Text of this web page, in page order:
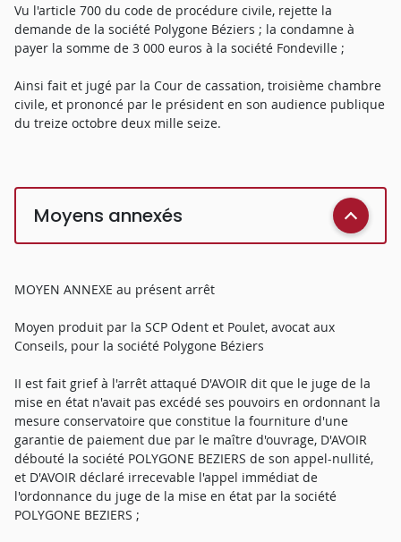
Vu l'article 700 du code de procédure civile, rejette la
demande de la société Polygone Béziers ; la condamne à
payer la somme de 3 000 euros à la société Fondeville ;
Ainsi fait et jugé par la Cour de cassation, troisième chambre
civile, et prononcé par le président en son audience publique
du treize octobre deux mille seize.
Moyens annexés
MOYEN ANNEXE au présent arrêt
Moyen produit par la SCP Odent et Poulet, avocat aux
Conseils, pour la société Polygone Béziers
II est fait grief à l'arrêt attaqué D'AVOIR dit que le juge de la
mise en état n'avait pas excédé ses pouvoirs en ordonnant la
mesure conservatoire que constitue la fourniture d'une
garantie de paiement due par le maître d'ouvrage, D'AVOIR
débouté la société POLYGONE BEZIERS de son appel-nullité,
et D'AVOIR déclaré irrecevable l'appel immédiat de
l'ordonnance du juge de la mise en état par la société
POLYGONE BEZIERS ;